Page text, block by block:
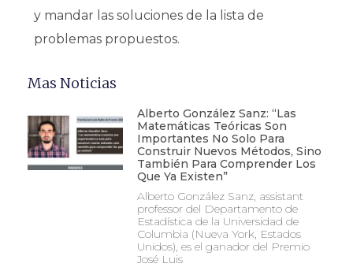
y mandar las soluciones de la lista de
problemas propuestos.
Mas Noticias
Alberto González Sanz: “Las
Matemáticas Teóricas Son
Importantes No Solo Para
Construir Nuevos Métodos, Sino
También Para Comprender Los
Que Ya Existen”
Alberto González Sanz, assistant
professor del Departamento de
Estadística de la Universidad de
Columbia (Nueva York, Estados
Unidos), es el ganador del Premio
José Luis